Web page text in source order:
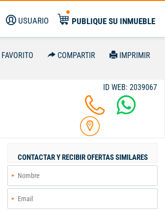
USUARIO PUBLIQUE SU INMUEBLE
FAVORITO COMPARTIR IMPRIMIR
ID WEB: 2039067
CONTACTAR Y RECIBIR OFERTAS SIMILARES